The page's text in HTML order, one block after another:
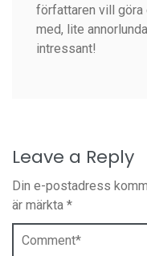
författaren vill göra
med, lite
intressant!
Leave a Reply
Din e-postadress
är märkta *